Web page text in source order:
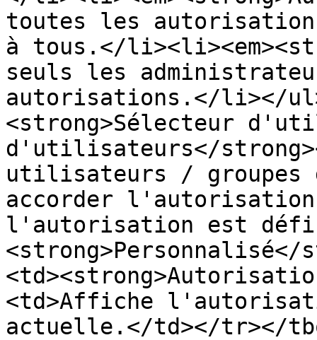
toutes les
à tous.</
seuls les
autorisations.</li></
<strong>Sélecteur
d'utilisateurs</
utilisateurs / groupes
accorder
l'autorisation est
<td>Affiche
actuelle.</td></tr></